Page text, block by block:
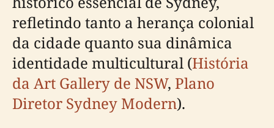
refletindo tanto a herança colonial
da cidade quanto sua dinâmica
identidade multicultural (História
da Art Gallery de NSW, Plano
Diretor Sydney Modern).